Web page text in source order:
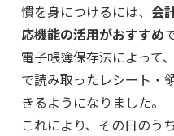
慣を身につけるには、 会
応機能の活用がおすすめ
電子帳簿保存法によって
で読み取ったレシート・
きるようになりました。
これにより、その日のう